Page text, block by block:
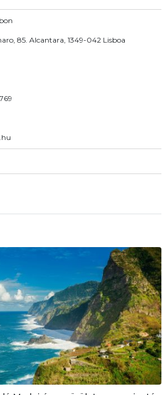
85. Alcantara, 1349-042 Lisboa